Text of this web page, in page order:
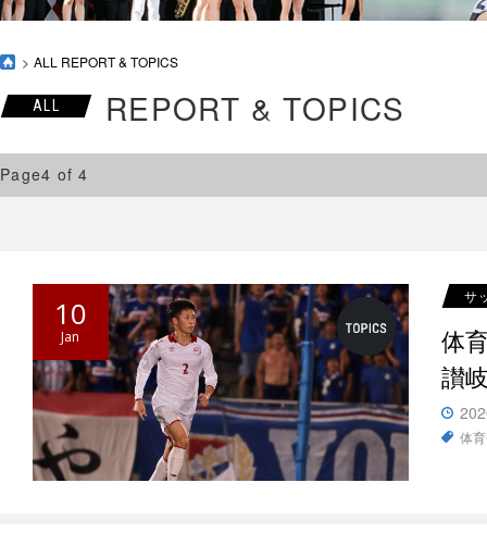
ALL REPORT & TOPICS
ALL REPORT & TOPICS
Page4 of 4
10
Jan
サ
体
讃
体